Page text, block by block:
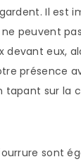
Il est
peuvent
devant eux,
présence
tapant sur la
sont